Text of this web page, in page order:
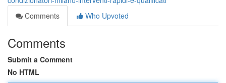
Comments
Who Upvoted
Comments
Submit a Comment
No HTML